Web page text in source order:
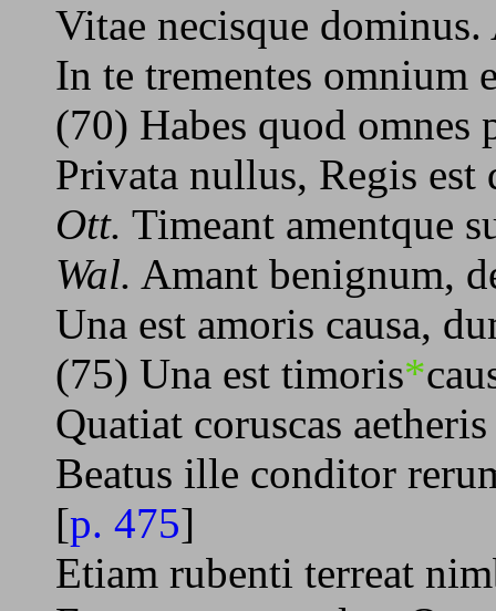
Vitae necisque
In te trementes omnium
(70) Habes quod omnes
Privata nullus, Regis est
Ott. Timeant amentque
Wal. Amant benignum,
Una est amoris causa,
(75) Una est timoris*
Quatiat coruscas
Beatus ille conditor
[p. 475]
Etiam rubenti terreat